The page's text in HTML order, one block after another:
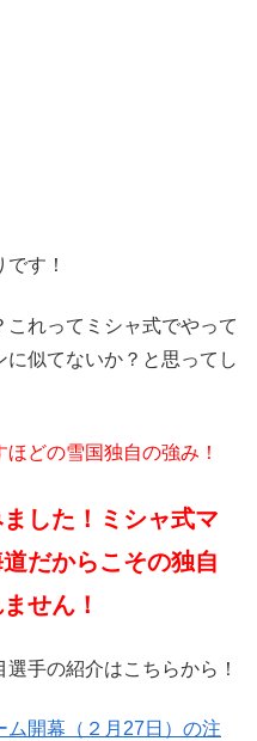
す！
れってミシャ式でやって
似てないか？と思ってし
どの雪国独自の強み！
した！ミシャ式マ
だからこその独自
せん！
手の紹介はこちらから！
開幕（２月27日）の注